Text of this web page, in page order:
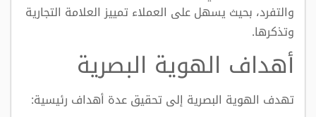
والتفرد، بحيث يسهل على العملاء تمييز العلامة التجارية
وتذكرها.
أهداف الهوية البصرية
تهدف الهوية البصرية إلى تحقيق عدة أهداف رئيسية: